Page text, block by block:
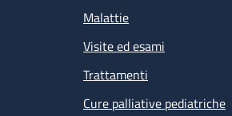
Malattie
Visite ed esami
Trattamenti
Cure palliative pediatriche